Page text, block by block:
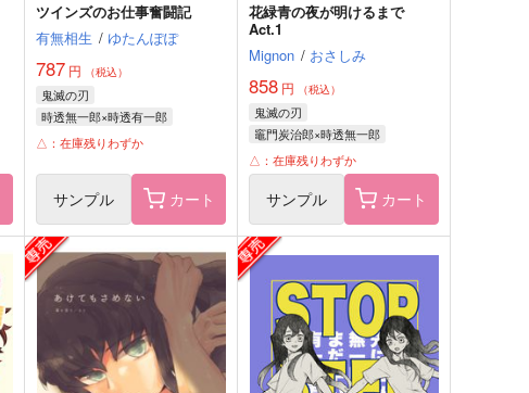
ツインズのお仕事奮闘記
有無相生 / ゆたんぽぽ
787 円 （税込）
鬼滅の刃
時透無一郎×時透有一郎
時透無一郎
時透有一郎
△：在庫残りわずか
サンプル カート
花緑青の夜が明けるまで
Act.1
Mignon / おさしみ
858 円 （税込）
鬼滅の刃
竈門炭治郎×時透無一郎
竈門炭治郎
時透無一郎
△：在庫残りわずか
サンプル カート